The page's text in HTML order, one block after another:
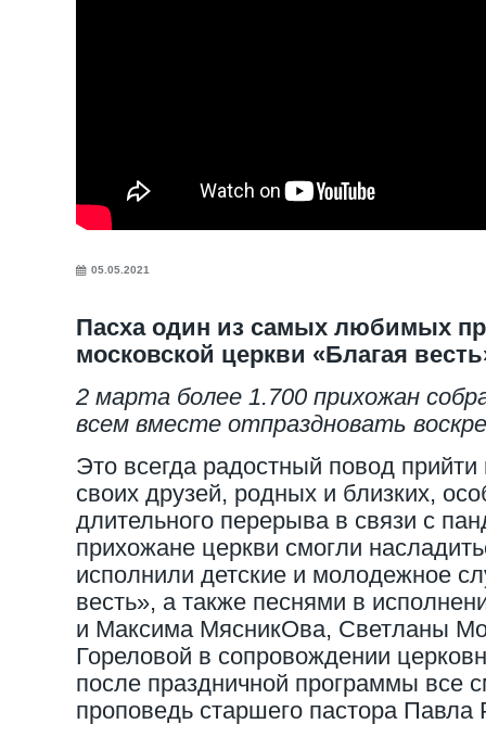
05.05.2021
Пасха один из самых любимых
московской церкви «Благая
2 марта более 1.700 прихожан
всем вместе отпраздновать
Это всегда радостный повод прийти
своих друзей, родных и близких,
длительного перерыва в связи с
прихожане церкви смогли
исполнили детские и молодежное
весть», а также песнями в
и Максима МясникОва, Светланы
Гореловой в сопровождении
после праздничной программы все
проповедь старшего пастора Павла